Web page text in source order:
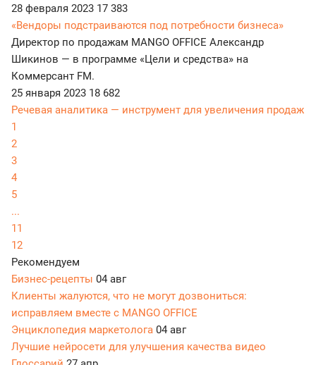
28 февраля 2023 17 383
«Вендоры подстраиваются под потребности бизнеса»
Директор по продажам MANGO OFFICE Александр
Шикинов — в программе «Цели и средства» на
Коммерсант FM.
25 января 2023 18 682
Речевая аналитика — инструмент для увеличения продаж
1
2
3
4
5
...
11
12
Рекомендуем
Бизнес-рецепты 04 авг
Клиенты жалуются, что не могут дозвониться:
исправляем вместе с MANGO OFFICE
Энциклопедия маркетолога 04 авг
Лучшие нейросети для улучшения качества видео